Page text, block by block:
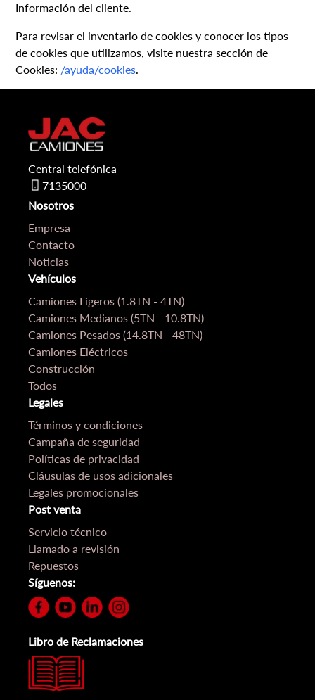
Información del cliente.
Para revisar el inventario de cookies y conocer los tipos
de cookies que utilizamos, visite nuestra sección de
Cookies: /ayuda/cookies.
Central telefónica
7135000
Nosotros
Empresa
Contacto
Noticias
Vehículos
Camiones Ligeros (1.8TN - 4TN)
Camiones Medianos (5TN - 10.8TN)
Camiones Pesados (14.8TN - 48TN)
Camiones Eléctricos
Construcción
Todos
Legales
Términos y condiciones
Campaña de seguridad
Políticas de privacidad
Cláusulas de usos adicionales
Legales promocionales
Post venta
Servicio técnico
Llamado a revisión
Repuestos
Síguenos:
Libro de Reclamaciones